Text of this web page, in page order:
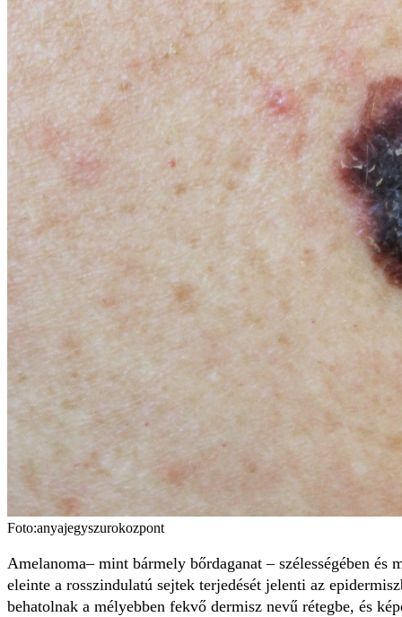
Foto:anyajegyszurokozpont
Amelanoma– mint bármely bőrdaganat – szélességében
eleinte a rosszindulatú sejtek terjedését jelenti az
behatolnak a mélyebben fekvő dermisz nevű rétegbe, és